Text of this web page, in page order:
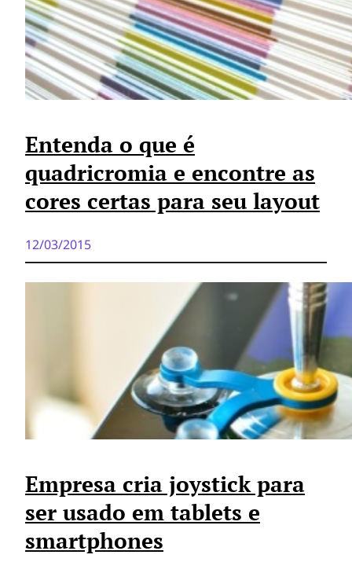
Entenda o que é
quadricromia e encontre as
cores certas para seu layout
12/03/2015
Empresa cria joystick para
ser usado em tablets e
smartphones